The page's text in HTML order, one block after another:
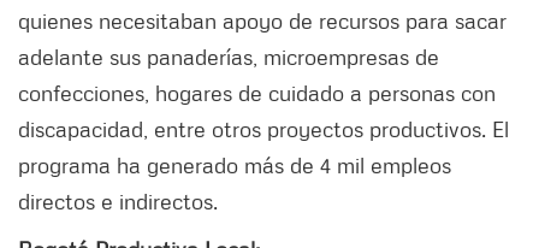
quienes necesitaban apoyo de recursos para sacar
adelante sus panaderías, microempresas de
confecciones, hogares de cuidado a personas con
discapacidad, entre otros proyectos productivos. El
programa ha generado más de 4 mil empleos
directos e indirectos.